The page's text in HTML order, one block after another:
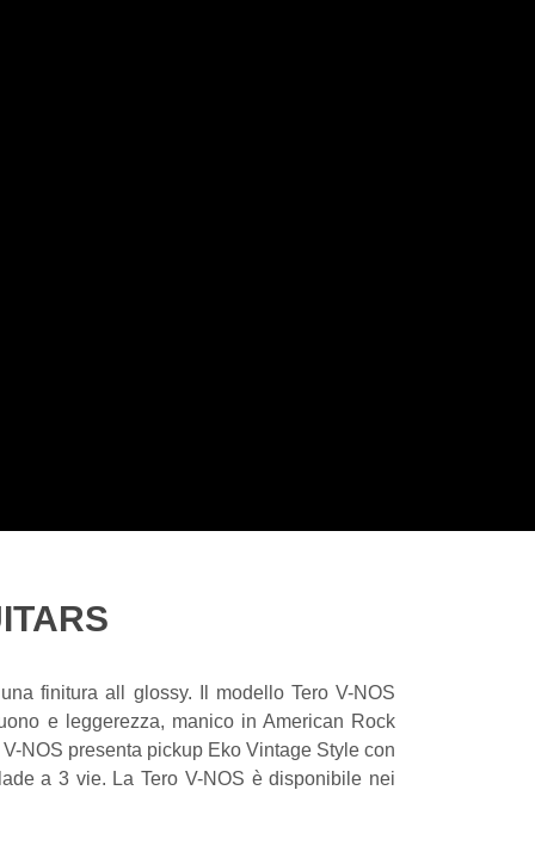
finitura all glossy. Il modello Tero V-NOS
e leggerezza, manico in American Rock
NOS presenta pickup Eko Vintage Style con
a 3 vie. La Tero V-NOS è disponibile nei